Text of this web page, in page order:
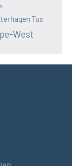
Tus
West